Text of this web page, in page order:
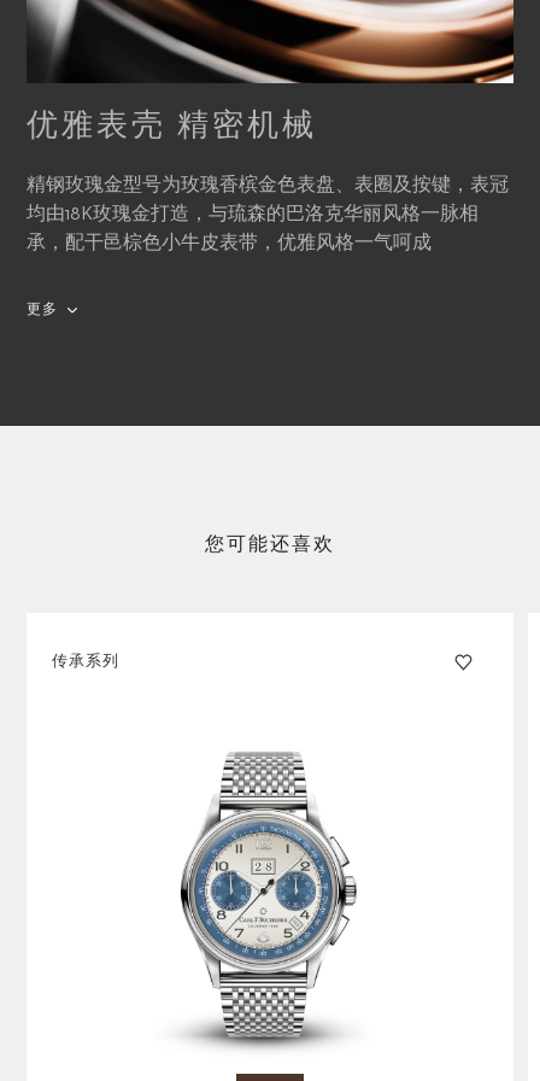
优雅表壳 精密机械
精钢玫瑰金型号为玫瑰香槟金色表盘、表圈及按键，表冠
均由18K玫瑰金打造，与琉森的巴洛克华丽风格一脉相
承，配干邑棕色小牛皮表带，优雅风格一气呵成
更多
您可能还喜欢
传承系列